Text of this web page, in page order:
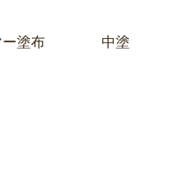
塗布 中塗